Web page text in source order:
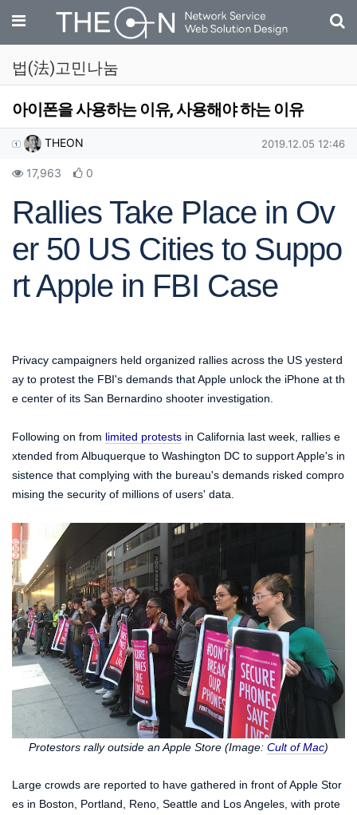
메뉴
법(法)고민나눔
아이폰을 사용하는 이유, 사용해야 하는 이유
작성자 정보
THEON 작성일
2019.12.05 12:46
컨텐츠 정보
17,963 조회 0
본문
Rallies Take Place in Ov
er 50 US Cities to Suppo
rt Apple in FBI Case
Privacy campaigners held organized rallies across the US yesterd
ay to protest the FBI's demands that Apple unlock the iPhone at th
e center of its San Bernardino shooter investigation.
Following on from limited protests in California last week, rallies e
xtended from Albuquerque to Washington DC to support Apple's in
sistence that complying with the bureau's demands risked compro
mising the security of millions of users' data.
Protestors rally outside an Apple Store (Image: Cult of Mac)
Large crowds are reported to have gathered in front of Apple Stor
es in Boston, Portland, Reno, Seattle and Los Angeles, with prote